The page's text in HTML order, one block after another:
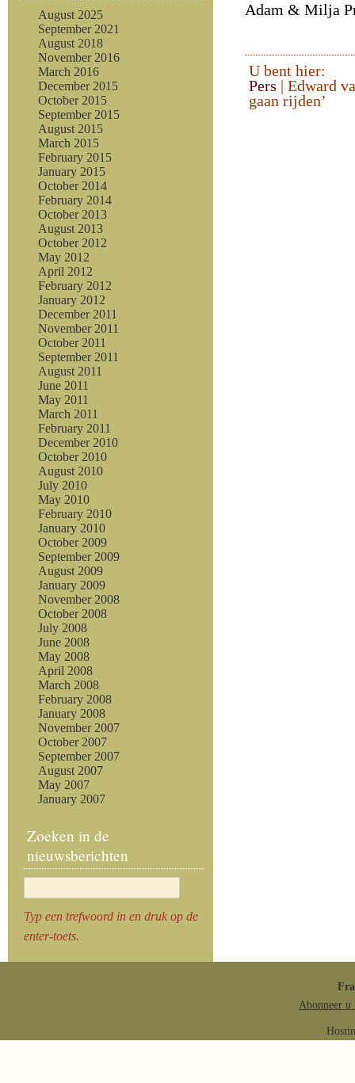
August 2025
September 2021
August 2018
November 2016
March 2016
December 2015
October 2015
September 2015
August 2015
March 2015
February 2015
January 2015
October 2014
February 2014
October 2013
August 2013
October 2012
May 2012
April 2012
February 2012
January 2012
December 2011
November 2011
October 2011
September 2011
August 2011
June 2011
May 2011
March 2011
February 2011
December 2010
October 2010
August 2010
July 2010
May 2010
February 2010
January 2010
October 2009
September 2009
August 2009
January 2009
November 2008
October 2008
July 2008
June 2008
May 2008
April 2008
March 2008
February 2008
January 2008
November 2007
October 2007
September 2007
August 2007
May 2007
January 2007
Zoeken in de
nieuwsberichten
Typ een trefwoord in en druk op de
enter-toets.
Adam & Milja
U bent hier:
Pers | Edward
gaan rijden’
Abonneer u